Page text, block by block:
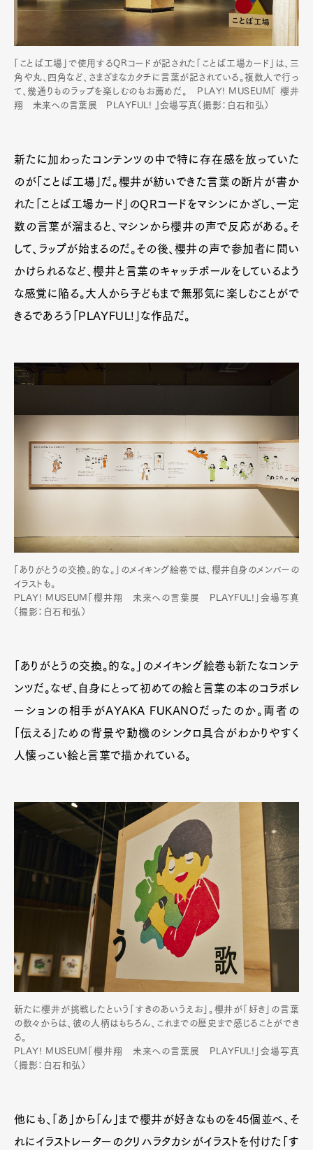
「ことば工場」で使用するQRコードが記された「ことば工場カード」は、三
角や丸、四角など、さまざまなカタチに言葉が記されている。複数人で行っ
て、幾通りものラップを楽しむのもお薦めだ。 PLAY! MUSEUM『 櫻井
翔 未来への言葉展 PLAYFUL! 』会場写真（撮影：白石和弘）
新たに加わったコンテンツの中で特に存在感を放っていた
のが「ことば工場」だ。櫻井が紡いできた言葉の断片が書か
れた「ことば工場カード」のQRコードをマシンにかざし、一定
数の言葉が溜まると、マシンから櫻井の声で反応がある。そ
して、ラップが始まるのだ。その後、櫻井の声で参加者に問い
かけられるなど、櫻井と言葉のキャッチボールをしているよう
な感覚に陥る。大人から子どもまで無邪気に楽しむことがで
きるであろう「PLAYFUL!」な作品だ。
「ありがとうの交換。的な。」のメイキング絵巻では、櫻井自身のメンバーの
イラストも。
PLAY! MUSEUM「櫻井翔 未来への言葉展 PLAYFUL!」会場写真
（撮影：白石和弘）
「ありがとうの交換。的な。」のメイキング絵巻も新たなコンテ
ンツだ。なぜ、自身にとって初めての絵と言葉の本のコラボレ
ーションの相手がAYAKA FUKANOだったのか。両者の
「伝える」ための背景や動機のシンクロ具合がわかりやすく
人懐っこい絵と言葉で描かれている。
新たに櫻井が挑戦したという「すきのあいうえお」。櫻井が「好き」の言葉
の数々からは、彼の人柄はもちろん、これまでの歴史まで感じることができ
る。
PLAY! MUSEUM「櫻井翔 未来への言葉展 PLAYFUL!」会場写真
（撮影：白石和弘）
他にも、「あ」から「ん」まで櫻井が好きなものを45個並べ、そ
れにイラストレーターのクリハラタカシがイラストを付けた「す